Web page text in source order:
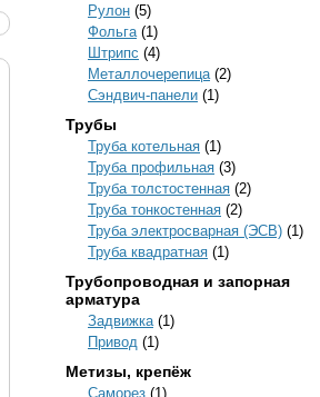
Рулон (5)
Фольга (1)
Штрипс (4)
Металлочерепица (2)
Сэндвич-панели (1)
Трубы
Труба котельная (1)
Труба профильная (3)
Труба толстостенная (2)
Труба тонкостенная (2)
Труба электросварная (ЭСВ) (1)
Труба квадратная (1)
Трубопроводная и запорная
арматура
Задвижка (1)
Привод (1)
Метизы, крепёж
Саморез (1)